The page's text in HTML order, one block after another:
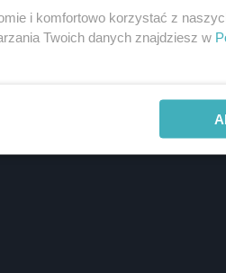
i komfortowo korzystać z
Twoich danych znajdziesz w